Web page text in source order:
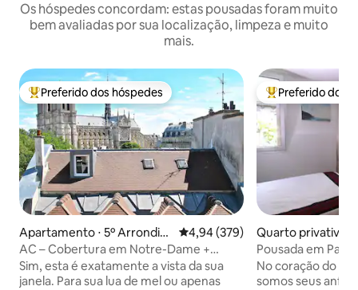
Os hóspedes concordam: estas pousadas foram muito
bem avaliadas por sua localização, limpeza e muito
mais.
Entre os melhores preferidos dos hóspedes
Preferido dos hóspedes
Apartamento ⋅ 5º Arrondiss
ement
4,94 de uma avaliação média de
4,94 (379)
AC – Cobertura em Notre-Dame +
varanda
Sim, esta é exatamente a vista da sua
janela. Para sua lua de mel ou apenas
Entre os
Preferido dos
Quarto privativo ⋅
dissement
Pousada em
No coração do
somos seus